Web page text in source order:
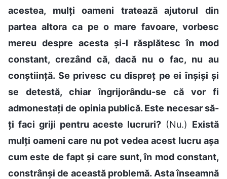
acestea, mulți oameni tratează ajutorul din
partea altora ca pe o mare favoare, vorbesc
mereu despre acesta și-l răsplătesc în mod
constant, crezând că, dacă nu o fac, nu au
conștiință. Se privesc cu dispreț pe ei înșiși și
se detestă, chiar îngrijorându-se că vor fi
admonestați de opinia publică. Este necesar să-
ți faci griji pentru aceste lucruri? (Nu.) Există
mulți oameni care nu pot vedea acest lucru așa
cum este de fapt și care sunt, în mod constant,
constrânși de această problemă. Asta înseamnă